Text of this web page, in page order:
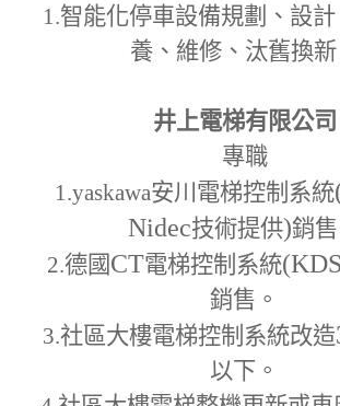
1.智能化停車設備規劃、設
養、維修、汰舊換新
井上電梯有限公司
專職
1.yaskawa安川電梯控制系統
Nidec技術提供)銷售
2.德國 CT電梯控制系統(KDS
銷售。
3.社區大樓電梯控制系統改造
以下。